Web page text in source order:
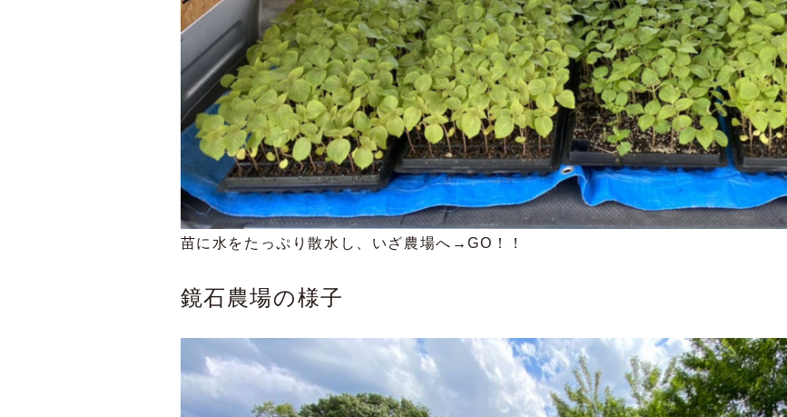
苗に水をたっぷり散水し、いざ農場へ→GO！！
鏡石農場の様子